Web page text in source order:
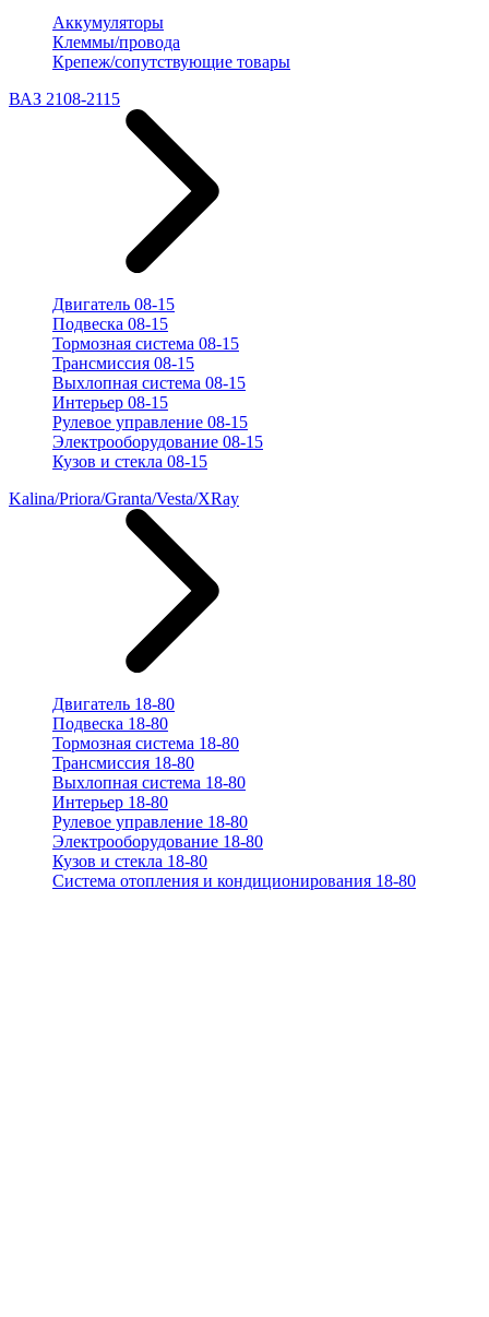
Аккумуляторы
Клеммы/провода
Крепеж/сопутствующие товары
ВАЗ 2108-2115
Двигатель 08-15
Подвеска 08-15
Тормозная система 08-15
Трансмиссия 08-15
Выхлопная система 08-15
Интерьер 08-15
Рулевое управление 08-15
Электрооборудование 08-15
Кузов и стекла 08-15
Kalina/Priora/Granta/Vesta/XRay
Двигатель 18-80
Подвеска 18-80
Тормозная система 18-80
Трансмиссия 18-80
Выхлопная система 18-80
Интерьер 18-80
Рулевое управление 18-80
Электрооборудование 18-80
Кузов и стекла 18-80
Система отопления и кондиционирования 18-80